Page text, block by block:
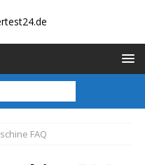
FAQ